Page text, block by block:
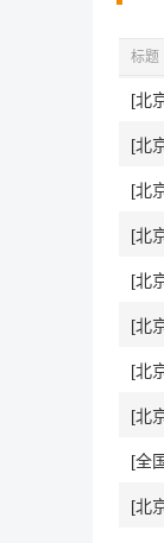
标题
[北
[北
[北
[北
[北
[北
[北
[全
[北